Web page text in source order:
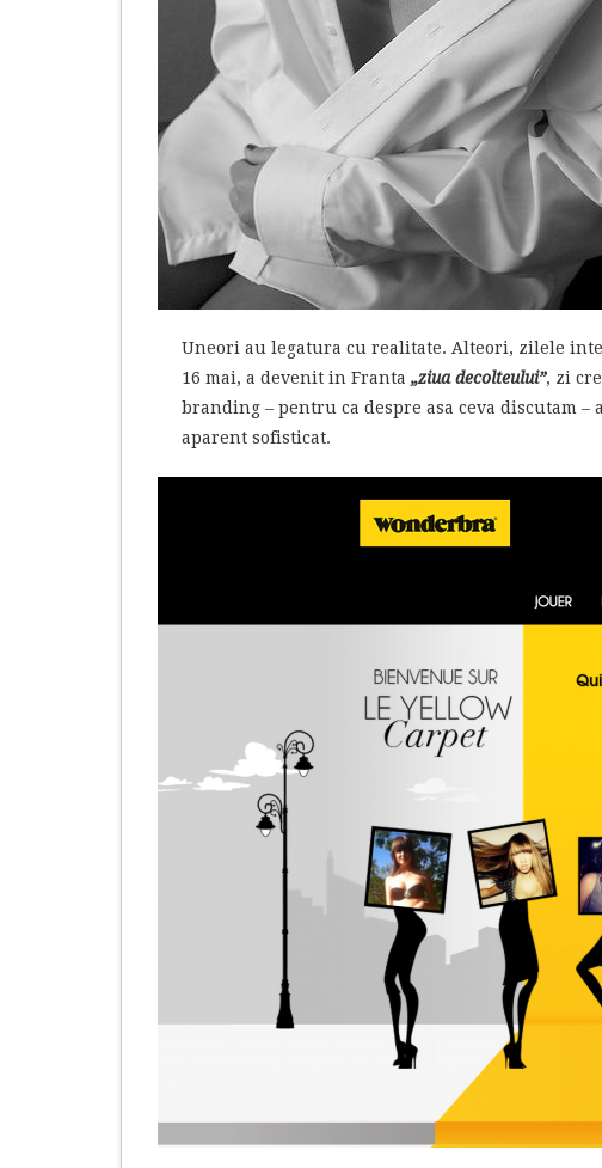
Uneori au legatura cu realitate. Alteori, zilele
16 mai, a devenit in Franta „ziua decolteului”, zi
branding – pentru ca despre asa ceva discutam
aparent sofisticat.